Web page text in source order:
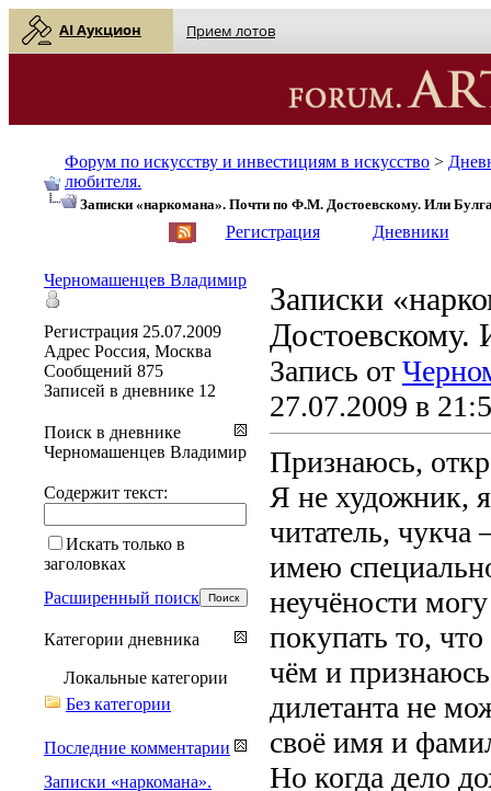
AI Аукцион Прием лотов
Форум по искусству и инвестициям в искусство >
любителя.
Записки «наркомана». Почти по Ф.М. Достоевскому. Или
Регистрация Дневники
Записки
Достоевскому.
Запись от
27.07.2009 в
Признаюсь,
Я не художник,
читатель, чукча
имею
неучёности
покупать то,
чём и
дилетанта не
своё имя и
Но когда дело
Черномашенцев Владимир
Регистрация 25.07.2009
Адрес Россия, Москва
Сообщений 875
Записей в дневнике 12
Поиск в дневнике
Черномашенцев Владимир
Содержит текст:
Искать только в
заголовках
Расширенный поиск
Категории дневника
Локальные категории
Без категории
Последние комментарии
Записки «наркомана».